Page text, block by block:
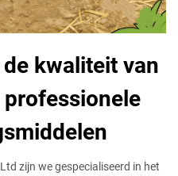
kwaliteit van
zijn we gespecialiseerd in het